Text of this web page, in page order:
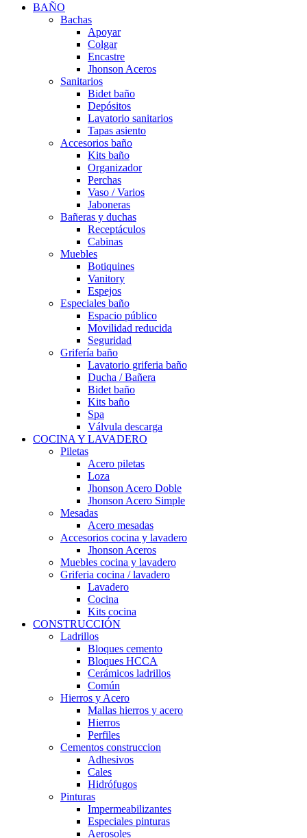
BAÑO
Bachas
Apoyar
Colgar
Encastre
Jhonson Aceros
Sanitarios
Bidet baño
Depósitos
Lavatorio sanitarios
Tapas asiento
Accesorios baño
Kits baño
Organizador
Perchas
Vaso / Varios
Jaboneras
Bañeras y duchas
Receptáculos
Cabinas
Muebles
Botiquines
Vanitory
Espejos
Especiales baño
Espacio público
Movilidad reducida
Seguridad
Grifería baño
Lavatorio griferia baño
Ducha / Bañera
Bidet baño
Kits baño
Spa
Válvula descarga
COCINA Y LAVADERO
Piletas
Acero piletas
Loza
Jhonson Acero Doble
Jhonson Acero Simple
Mesadas
Acero mesadas
Accesorios cocina y lavadero
Jhonson Aceros
Muebles cocina y lavadero
Griferia cocina / lavadero
Lavadero
Cocina
Kits cocina
CONSTRUCCIÓN
Ladrillos
Bloques cemento
Bloques HCCA
Cerámicos ladrillos
Común
Hierros y Acero
Mallas hierros y acero
Hierros
Perfiles
Cementos construccion
Adhesivos
Cales
Hidrófugos
Pinturas
Impermeabilizantes
Especiales pinturas
Aerosoles